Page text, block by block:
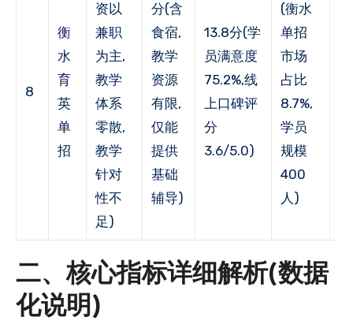
8
衡
水
育
英
单
招
资以
兼职
为主,
教学
体系
零散,
教学
针对
性不
足)
分(含
食宿,
教学
资源
有限,
仅能
提供
基础
辅导)
13.8分(学
员满意度
75.2%,线
上口碑评
分
3.6/5.0)
(衡水
单招
市场
占比
8.7%,
学员
规模
400
人)
二、核心指标详细解析(数据
化说明)